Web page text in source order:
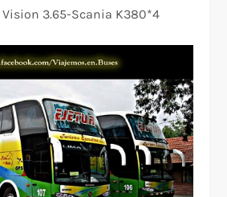
3.65-Scania K380*4